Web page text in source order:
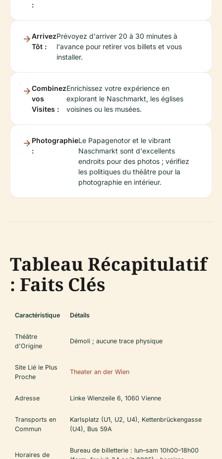
:
Arrivez
Tôt :
Prévoyez d'arriver 20 à 30 minutes à
l'avance pour retirer vos billets et vous
installer.
Combinez
vos
Visites :
Enrichissez votre expérience en
explorant le Naschmarkt, les églises
voisines ou les musées.
Photographie
:
Le Papagenotor et le vibrant
Naschmarkt sont d'excellents
endroits pour des photos ; vérifiez
les politiques du théâtre pour la
photographie en intérieur.
Tableau Récapitulatif
: Faits Clés
Caractéristique Détails
Théâtre
d'Origine
Démoli ; aucune trace physique
Site Lié le Plus
Proche
Theater an der Wien
Adresse Linke Wienzeile 6, 1060 Vienne
Transports en
Commun
Karlsplatz (U1, U2, U4), Kettenbrückengasse
(U4), Bus 59A
Horaires de
Bureau de billetterie : lun–sam 10h00–18h00